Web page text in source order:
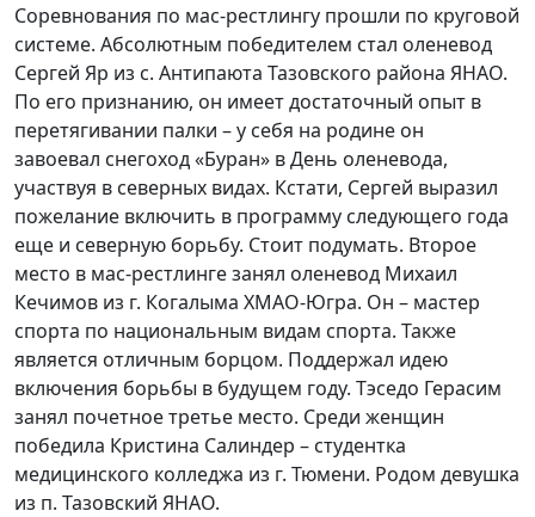
Соревнования по мас-рестлингу прошли по круговой
системе. Абсолютным победителем стал оленевод
Сергей Яр из с. Антипаюта Тазовского района ЯНАО.
По его признанию, он имеет достаточный опыт в
перетягивании палки – у себя на родине он
завоевал снегоход «Буран» в День оленевода,
участвуя в северных видах. Кстати, Сергей выразил
пожелание включить в программу следующего года
еще и северную борьбу. Стоит подумать. Второе
место в мас-рестлинге занял оленевод Михаил
Кечимов из г. Когалыма ХМАО-Югра. Он – мастер
спорта по национальным видам спорта. Также
является отличным борцом. Поддержал идею
включения борьбы в будущем году. Тэседо Герасим
занял почетное третье место. Среди женщин
победила Кристина Салиндер – студентка
медицинского колледжа из г. Тюмени. Родом девушка
из п. Тазовский ЯНАО.